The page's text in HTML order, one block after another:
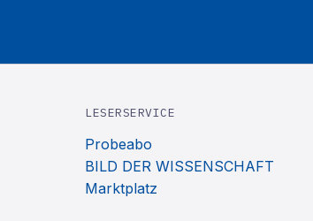
LESERSERVICE
Probeabo
BILD DER WISSENSCHAFT
Marktplatz